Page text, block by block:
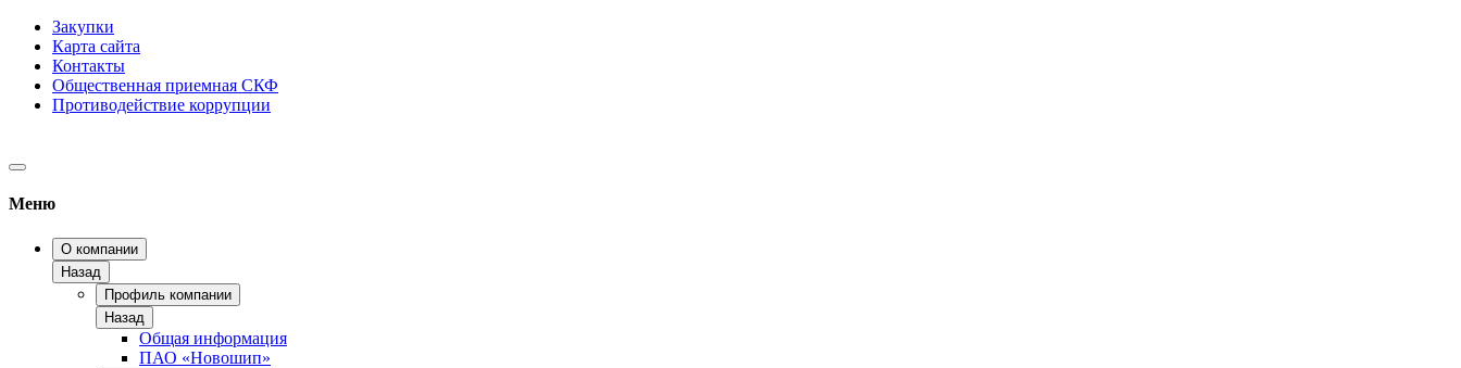
Закупки
Карта сайта
Контакты
Общественная приемная СКФ
Противодействие коррупции
Меню
О компании
Назад
Профиль компании
Назад
Общая информация
ПАО «Новошип»